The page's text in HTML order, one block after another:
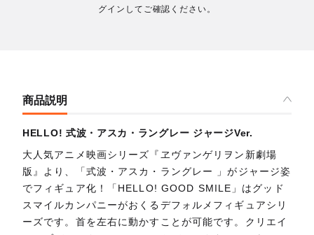
グインしてご確認ください。
商品説明
HELLO! 式波・アスカ・ラングレー ジャージVer.
大人気アニメ映画シリーズ『ヱヴァンゲリヲン新劇場
版』より、「式波・アスカ・ラングレー 」がジャージ姿
でフィギュア化！「HELLO! GOOD SMILE」はグッド
スマイルカンパニーがおくるデフォルメフィギュアシリ
ーズです。首を左右に動かすことが可能です。クリエイ